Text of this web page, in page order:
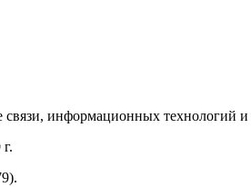
связи, информационных технологий